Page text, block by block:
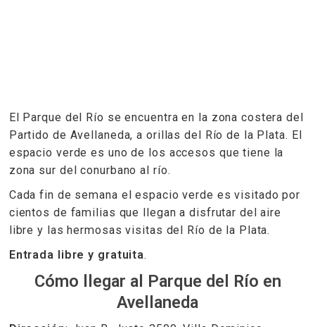
El Parque del Río se encuentra en la zona costera del
Partido de Avellaneda, a orillas del Río de la Plata. El
espacio verde es uno de los accesos que tiene la
zona sur del conurbano al río.
Cada fin de semana el espacio verde es visitado por
cientos de familias que llegan a disfrutar del aire
libre y las hermosas visitas del Río de la Plata.
Entrada libre y gratuita.
Cómo llegar al Parque del Río en
Avellaneda